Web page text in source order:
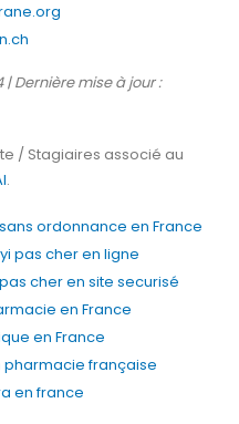
| Dernière mise à jour :
/ Stagiaires associé au
.
ordonnance en France
pas cher en ligne
cher en site securisé
en France
en France
pharmacie française
en france